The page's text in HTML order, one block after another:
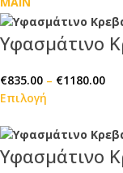
Υφασμάτινο
€835.00 – €1180.00
Επιλογή
Υφασμάτινο